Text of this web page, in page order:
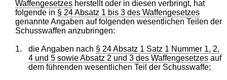
Waffengesetzes herstellt oder in diesen verbringt, hat
folgende in § 24 Absatz 1 bis 3 des Waffengesetzes
genannte Angaben auf folgenden wesentlichen Teilen der
Schusswaffen anzubringen:
1. die Angaben nach § 24 Absatz 1 Satz 1 Nummer 1, 2,
4 und 5 sowie Absatz 2 und 3 des Waffengesetzesauf
dem führenden wesentlichen Teil der Schusswaffe;